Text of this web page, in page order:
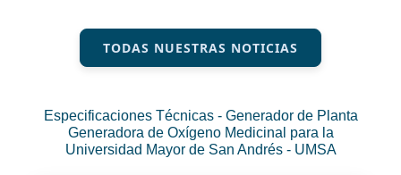
TODAS NUESTRAS NOTICIAS
Especificaciones Técnicas - Generador de Planta
Generadora de Oxígeno Medicinal para la
Universidad Mayor de San Andrés - UMSA